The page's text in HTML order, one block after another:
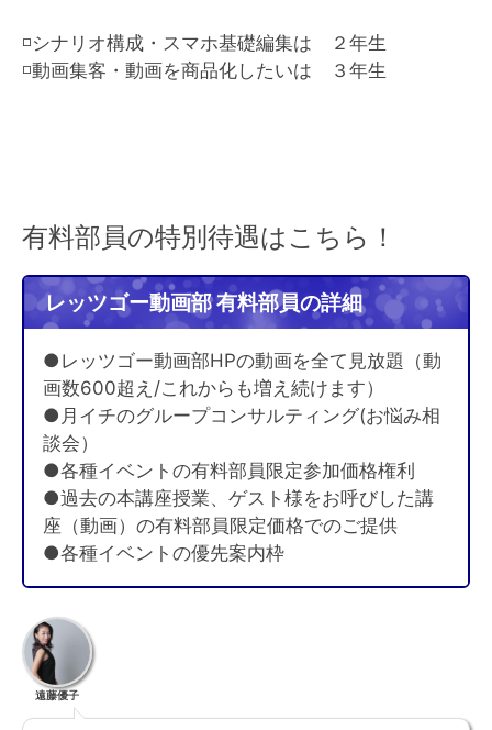
◽️シナリオ構成・スマホ基礎編集は ２年生
◽️動画集客・動画を商品化したいは ３年生
有料部員の特別待遇はこちら！
レッツゴー動画部 有料部員の詳細
●レッツゴー動画部HPの動画を全て見放題（動
画数600超え/これからも増え続けます）
●月イチのグループコンサルティング(お悩み相
談会）
●各種イベントの有料部員限定参加価格権利
●過去の本講座授業、ゲスト様をお呼びした講
座（動画）の有料部員限定価格でのご提供
●各種イベントの優先案内枠
遠藤優子